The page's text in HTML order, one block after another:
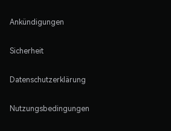
Ankündigungen
Sicherheit
Datenschutzerklärung
Nutzungsbedingungen